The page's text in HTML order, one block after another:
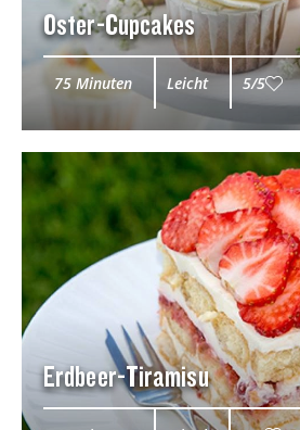
Oster-Cupcakes
75 Minuten Leicht 5/5
Erdbeer-Tiramisu